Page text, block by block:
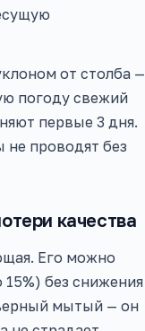
от столба —
погоду свежий
первые 3 дня.
не проводят без
качества
Его можно
15%) без снижения
мытый — он